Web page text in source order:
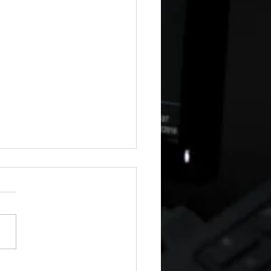
Técnica — Backup e
dados é fácil. O pesadelo